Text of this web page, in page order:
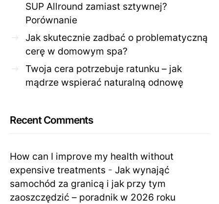
SUP Allround zamiast sztywnej?
Porównanie
Jak skutecznie zadbać o problematyczną
cerę w domowym spa?
Twoja cera potrzebuje ratunku – jak
mądrze wspierać naturalną odnowę
Recent Comments
How can I improve my health without
expensive treatments - Jak wynająć
samochód za granicą i jak przy tym
zaoszczędzić – poradnik w 2026 roku